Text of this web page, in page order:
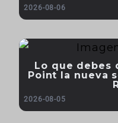
2026-08-06
Lo que debes
Point la nueva
2026-08-05